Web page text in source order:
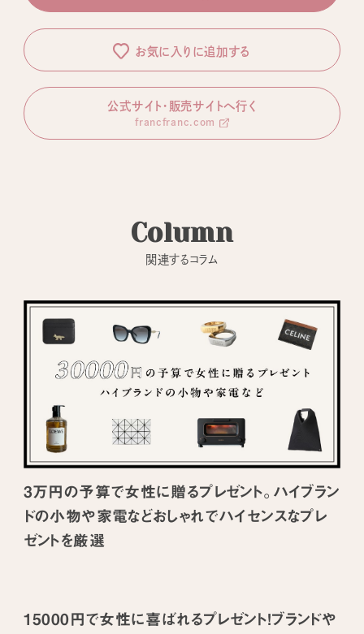
お気に入りに追加する
公式サイト・販売サイトへ行く
francfranc.com
Column
関連するコラム
3万円の予算で女性に贈るプレゼント。ハイブラン
ドの小物や家電などおしゃれでハイセンスなプレ
ゼントを厳選
15000円で女性に喜ばれるプレゼント！ブランドや